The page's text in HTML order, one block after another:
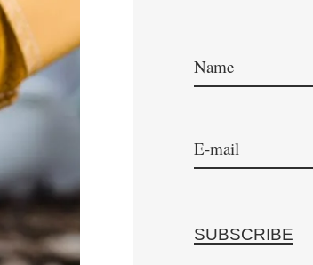
SUBSCRIBE